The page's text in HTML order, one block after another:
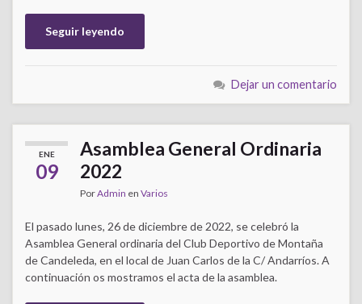
Seguir leyendo
Dejar un comentario
ENE
09
Asamblea General Ordinaria
2022
PorAdmin en Varios
El pasado lunes, 26 de diciembre de 2022, se celebró la
Asamblea General ordinaria del Club Deportivo de Montaña
de Candeleda, en el local de Juan Carlos de la C/ Andarríos. A
continuación os mostramos el acta de la asamblea.